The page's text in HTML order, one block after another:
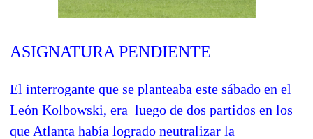
ASIGNATURA PENDIENTE
El interrogante que se planteaba este sábado en el
León Kolbowski, era luego de dos partidos en los
que Atlanta había logrado neutralizar la